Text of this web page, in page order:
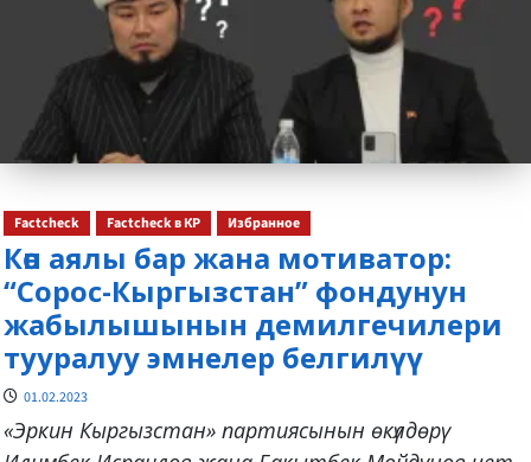
Factcheck Factcheck в КР Избранное
Көп аялы бар жана мотиватор:
“Сорос-Кыргызстан” фондунун
жабылышынын демилгечилери
тууралуу эмнелер белгилүү
01.02.2023
«Эркин Кыргызстан» партиясынын өкүлдөрү